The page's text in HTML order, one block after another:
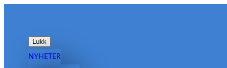
innholdLukk
NYHETER